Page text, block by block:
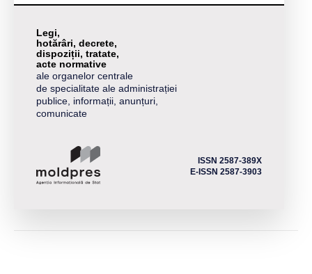
Legi,
hotărâri, decrete,
dispoziții, tratate,
acte normative
ale organelor centrale
de specialitate ale administrației
publice, informații, anunțuri,
comunicate
ISSN 2587-389X
E-ISSN 2587-3903